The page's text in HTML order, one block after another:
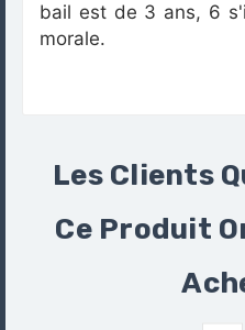
bail est de 3 ans, 6
morale.
Les Clients
Ce Produit